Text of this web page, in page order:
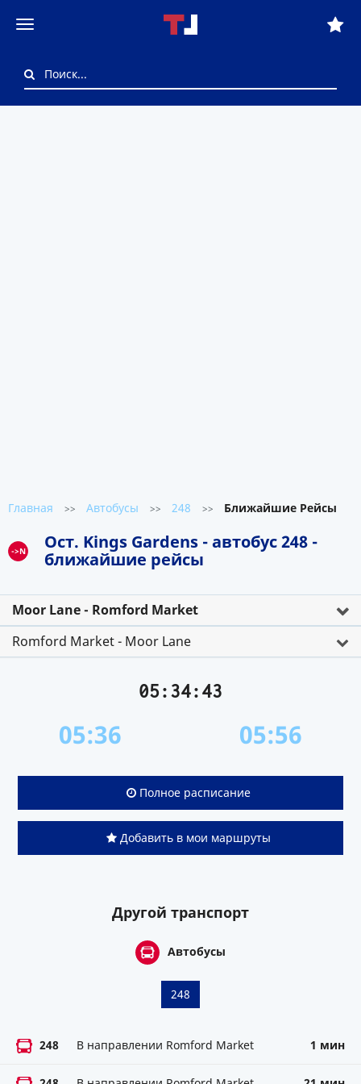
Главная >> Автобусы >> 248 >> Ближайшие Рейсы
->N
Ост. Kings Gardens - автобус 248 -
ближайшие рейсы
Moor Lane - Romford Market
Romford Market - Moor Lane
05:34:43
05:36 05:56
Полное расписание
Добавить в мои маршруты
Другой транспорт
Автобусы
248
248 В направлении Romford Market 1 мин